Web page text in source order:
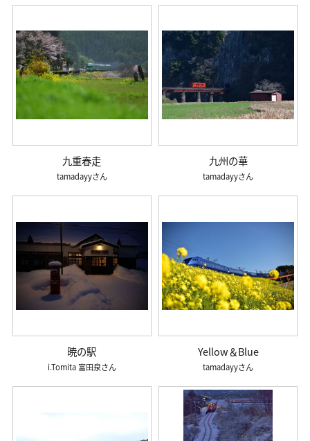
九重春走
tamadayy
九州の華
tamadayy
暁の駅
i.Tomita 富田泉
Yellow＆Blue
tamadayy